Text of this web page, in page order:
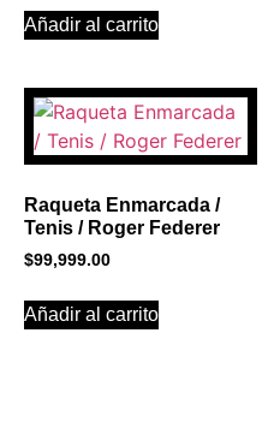
Añadir al carrito
Raqueta Enmarcada /
Tenis / Roger Federer
$99,999.00
Añadir al carrito